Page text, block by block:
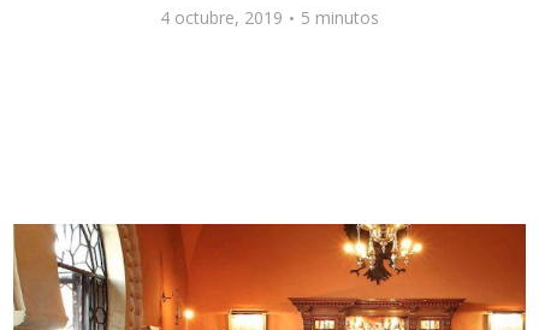
4 octubre, 2019 5 minutos